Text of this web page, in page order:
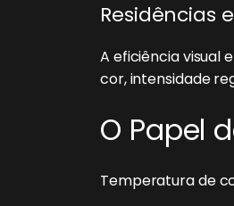
Residências
A eficiência visual
cor, intensidade
O Papel
Temperatura de